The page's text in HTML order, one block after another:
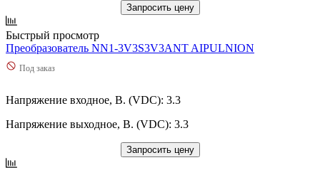
Запросить цену
Быстрый просмотр
Преобразователь NN1-3V3S3V3ANT AIPULNION
Под заказ
Напряжение входное, В. (VDC): 3.3
Напряжение выходное, В. (VDC): 3.3
Запросить цену